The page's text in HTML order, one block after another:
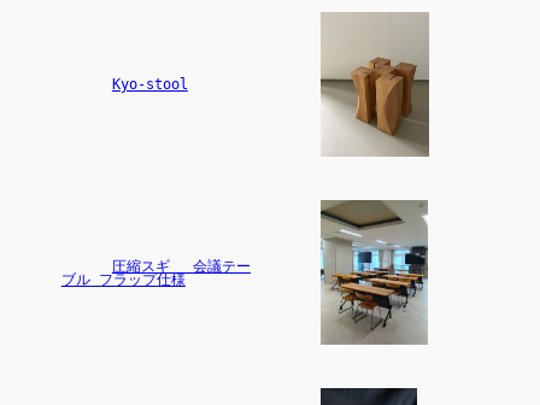
Kyo-stool
圧縮スギ 　会議テー
ブル フラップ仕様